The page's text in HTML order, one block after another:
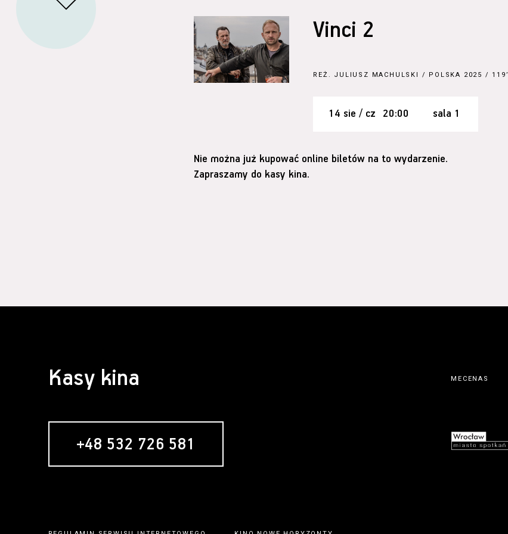
Vinci 2
REŻ. JULIUSZ MACHULSKI / POLSKA 2025 / 119’
14 sie / cz 20:00 sala 1
Nie można już kupować online biletów na to wydarzenie.
Zapraszamy do kasy kina.
Kasy kina
+48 532 726 581
MECENAS